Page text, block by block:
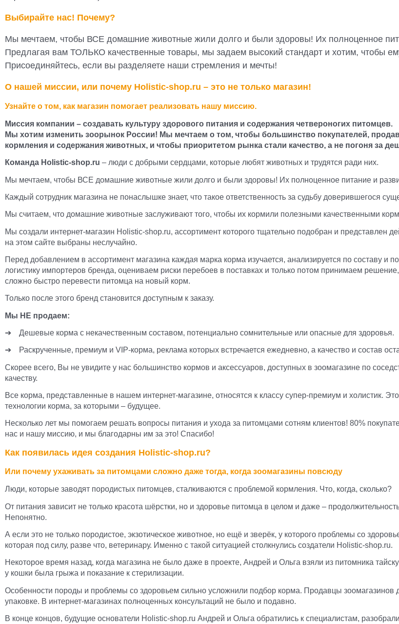
Выбирайте нас! Почему?
Мы мечтаем, чтобы ВСЕ домашние животные жили долго и были здоровы! Их полноценное
Предлагая вам ТОЛЬКО качественные товары, мы задаем высокий стандарт и хотим, чтобы
Присоединяйтесь, если вы разделяете наши стремления и мечты!
О нашей миссии, или почему Holistic-shop.ru – это не только магазин!
Узнайте о том, как магазин помогает реализовать нашу миссию.
Миссия компании – создавать культуру здорового питания и содержания четвероногих питомцев.
Мы хотим изменить зоорынок России! Мы мечтаем о том, чтобы большинство покупателей,
кормления и содержания животных, и чтобы приоритетом рынка стали качество, а не погоня за
Команда Holistic-shop.ru – люди с добрыми сердцами, которые любят животных и трудятся ради них.
Мы мечтаем, чтобы ВСЕ домашние животные жили долго и были здоровы! Их полноценное питание и
Каждый сотрудник магазина не понаслышке знает, что такое ответственность за судьбу доверившегося
Мы считаем, что домашние животные заслуживают того, чтобы их кормили полезными качественными
Мы создали интернет-магазин Holistic-shop.ru, ассортимент которого тщательно подобран и представлен
на этом сайте выбраны неслучайно.
Перед добавлением в ассортимент магазина каждая марка корма изучается, анализируется по составу и
логистику импортеров бренда, оцениваем риски перебоев в поставках и только потом принимаем
сложно быстро перевести питомца на новый корм.
Только после этого бренд становится доступным к заказу.
Мы НЕ продаем:
➔ Дешевые корма с некачественным составом, потенциально сомнительные или опасные для здоровья.
➔ Раскрученные, премиум и VIP-корма, реклама которых встречается ежедневно, а качество и состав
Скорее всего, Вы не увидите у нас большинство кормов и аксессуаров, доступных в зоомагазине по
качеству.
Все корма, представленные в нашем интернет-магазине, относятся к классу супер-премиум и холистик.
технологии корма, за которыми – будущее.
Несколько лет мы помогаем решать вопросы питания и ухода за питомцами сотням клиентов! 80%
нас и нашу миссию, и мы благодарны им за это! Спасибо!
Как появилась идея создания Holistic-shop.ru?
Или почему ухаживать за питомцами сложно даже тогда, когда зоомагазины повсюду
Люди, которые заводят породистых питомцев, сталкиваются с проблемой кормления. Что, когда, сколько?
От питания зависит не только красота шёрстки, но и здоровье питомца в целом и даже –
Непонятно.
А если это не только породистое, экзотическое животное, но ещё и зверёк, у которого проблемы со
которая под силу, разве что, ветеринару. Именно с такой ситуацией столкнулись создатели Holistic-shop.ru.
Некоторое время назад, когда магазина не было даже в проекте, Андрей и Ольга взяли из питомника
у кошки была грыжа и показание к стерилизации.
Особенности породы и проблемы со здоровьем сильно усложнили подбор корма. Продавцы зоомагазинов
упаковке. В интернет-магазинах полноценных консультаций не было и подавно.
В конце концов, будущие основатели Ho listic-shop.ru Андрей и Ольга обратились к специалистам,